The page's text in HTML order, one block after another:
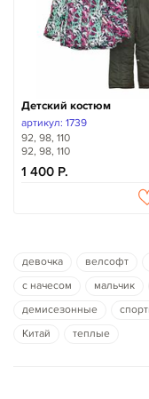
Детский костюм
артикул: 1739
92, 98, 110
92, 98, 110
1 400
девочка велсофт
с начесом
мальчик
демисезонные
Китай
теплые